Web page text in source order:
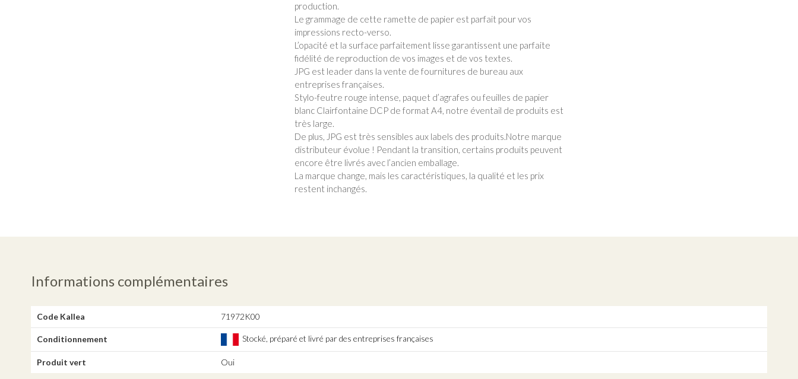
production.
Le grammage de cette ramette de papier est parfait pour vos
impressions recto-verso.
L’opacité et la surface parfaitement lisse garantissent une parfaite
fidélité de reproduction de vos images et de vos textes.
JPG est leader dans la vente de fournitures de bureau aux
entreprises françaises.
Stylo-feutre rouge intense, paquet d’agrafes ou feuilles de papier
blanc Clairfontaine DCP de format A4, notre éventail de produits est
très large.
De plus, JPG est très sensibles aux labels des produits.Notre marque
distributeur évolue ! Pendant la transition, certains produits peuvent
encore être livrés avec l’ancien emballage.
La marque change, mais les caractéristiques, la qualité et les prix
restent inchangés.
Informations complémentaires
Code Kallea 71972K00
Conditionnement Stocké, préparé et livré par des entreprises françaises
Produit vert Oui